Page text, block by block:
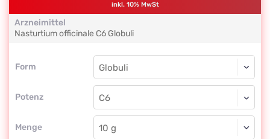
inkl. 10% MwSt
Arzneimittel
Nasturtium officinale C6 Globuli
Form
Form
Potenz
Globuli
C6
Menge
Globuli